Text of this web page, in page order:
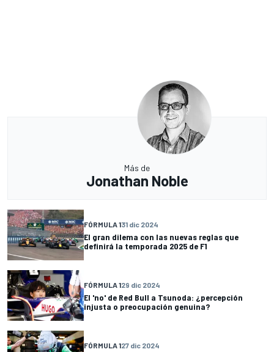
Más de
Jonathan Noble
FÓRMULA 131 dic 2024
El gran dilema con las nuevas reglas que
definirá la temporada 2025 de F1
FÓRMULA 129 dic 2024
El 'no' de Red Bull a Tsunoda: ¿percepción
injusta o preocupación genuina?
FÓRMULA 127 dic 2024